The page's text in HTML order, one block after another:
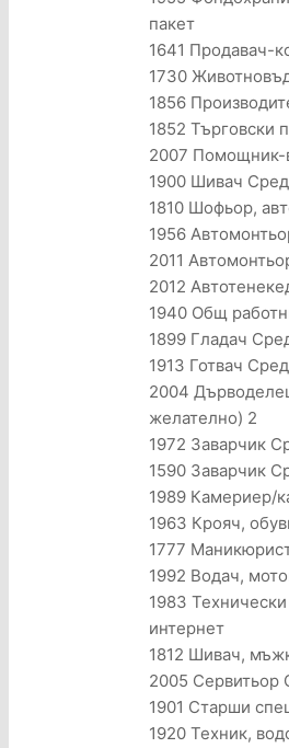
пакет
1641 Продавач-
1730
1856
1852 Търговски
2007 Помощник-
1900 Шивач
1810 Шофьор,
1956
2011
2012
1940 Общ
1899 Гладач
1913 Готвач
2004
желателно) 2
1972 Заварчик
1590 Заварчик
1989 Камериер/
1963 Крояч,
1777
1992 Водач,
1983
интернет
1812 Шивач,
2005 Сервитьор
1901 Старши
1920 Техник,